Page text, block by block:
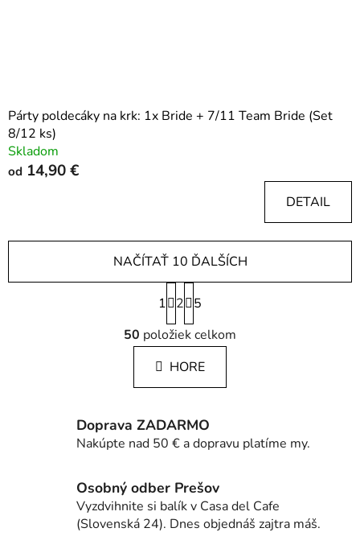
Párty poldecáky na krk: 1x Bride + 7/11 Team Bride (Set
8/12 ks)
Skladom
od 14,90 €
DETAIL
O
v
l
á
d
c
i
p
r
v
k
NAČÍTAŤ 10 ĎALŠÍCH
S
t
á
n
k
n
i
1 2
5
50 položiek celkom
HORE
Doprava ZADARMO
Nakúpte nad 50 € a dopravu platíme my.
Osobný odber Prešov
Vyzdvihnite si balík v Casa del Cafe
(Slovenská 24). Dnes objednáš zajtra máš.